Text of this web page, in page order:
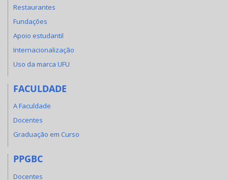
Restaurantes
Fundações
Apoio estudantil
Internacionalização
Uso da marca UFU
FACULDADE
A Faculdade
Docentes
Graduação em Curso
PPGBC
Docentes